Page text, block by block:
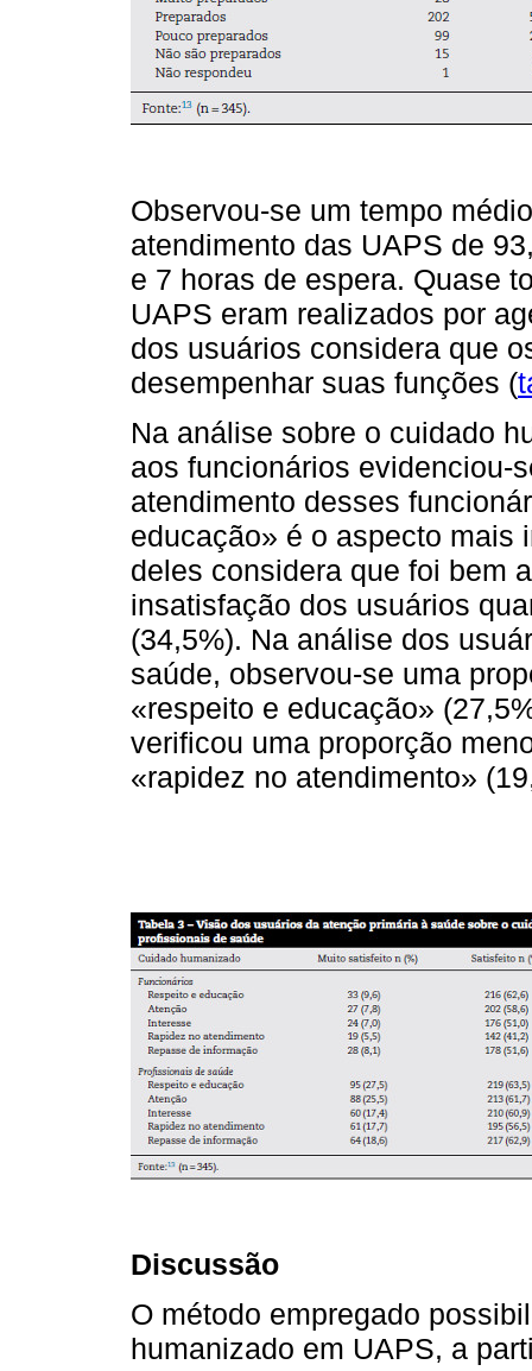
Observou-se um tempo
atendimento das UAPS de
e 7 horas de espera. Quase
UAPS eram realizados por
dos usuários considera que
desempenhar suas funções (
Na análise sobre o cuidado
aos funcionários evidenciou-
atendimento desses
educação» é o aspecto mais
deles considera que foi bem
insatisfação dos usuários
(34,5%). Na análise dos
saúde, observou-se uma
«respeito e educação»
verificou uma proporção
«rapidez no atendimento»
Discussão
O método empregado
humanizado em UAPS, a